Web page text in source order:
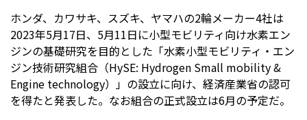
ホンダ、カワサキ、スズキ、ヤマハの2輪メーカー4社は
2023年5月17日、5月11日に小型モビリティ向け水素エン
ジンの基礎研究を目的とした「水素小型モビリティ・エン
ジン技術研究組合（HySE: Hydrogen Small mobility &
Engine technology）」の設立に向け、経済産業省の認可
を得たと発表した。なお組合の正式設立は6月の予定だ。